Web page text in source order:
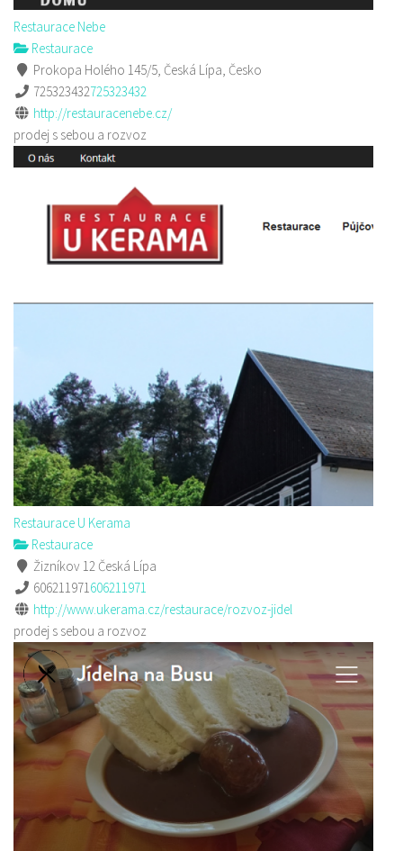
Restaurace Nebe
Restaurace
Prokopa Holého 145/5, Česká Lípa, Česko
725323432725323432
http://restauracenebe.cz/
prodej s sebou a rozvoz
Restaurace U Kerama
Restaurace
Žizníkov 12 Česká Lípa
606211971606211971
http://www.ukerama.cz/restaurace/rozvoz-jidel
prodej s sebou a rozvoz